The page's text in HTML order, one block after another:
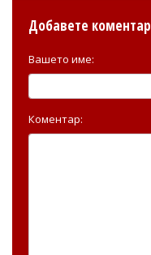
Добавете коментар
Вашето име:
Коментар: